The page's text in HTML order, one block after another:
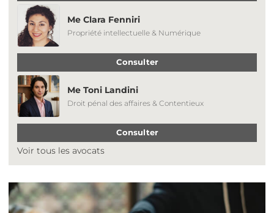
Me Clara Fenniri
Propriété intellectuelle & Numérique
Consulter
Me Toni Landini
Droit pénal des affaires & Contentieux
Consulter
Voir tous les avocats